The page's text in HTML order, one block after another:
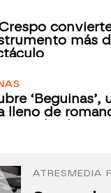
más
‘Beguinas’,
lleno de
ATRESMEDIA